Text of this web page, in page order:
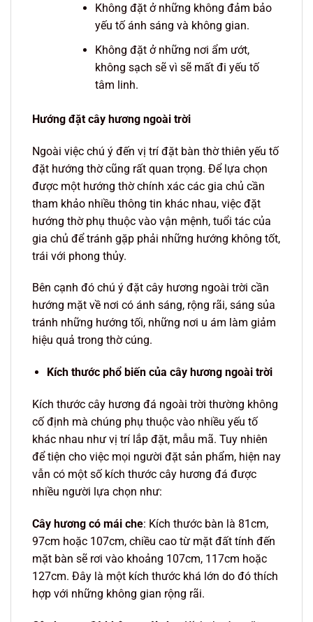
Không đặt ở những không đảm bảo
yếu tố ánh sáng và không gian.
Không đặt ở những nơi ẩm ướt,
không sạch sẽ vì sẽ mất đi yếu tố
tâm linh.
Hướng đặt cây hương ngoài trời
Ngoài việc chú ý đến vị trí đặt bàn thờ thiên yếu tố
đặt hướng thờ cũng rất quan trọng. Để lựa chọn
được một hướng thờ chính xác các gia chủ cần
tham khảo nhiều thông tin khác nhau, việc đặt
hướng thờ phụ thuộc vào vận mệnh, tuổi tác của
gia chủ để tránh gặp phải những hướng không tốt,
trái với phong thủy.
Bên cạnh đó chú ý đặt cây hương ngoài trời cần
hướng mặt về nơi có ánh sáng, rộng rãi, sáng sủa
tránh những hướng tối, những nơi u ám làm giảm
hiệu quả trong thờ cúng.
Kích thước phổ biến của cây hương ngoài trời
Kích thước cây hương đá ngoài trời thường không
cố định mà chúng phụ thuộc vào nhiều yếu tố
khác nhau như vị trí lắp đặt, mẫu mã. Tuy nhiên
để tiện cho việc mọi người đặt sản phẩm, hiện nay
vẫn có một số kích thước cây hương đá được
nhiều người lựa chọn như:
Cây hương có mái che: Kích thước bàn là 81cm,
97cm hoặc 107cm, chiều cao từ mặt đất tính đến
mặt bàn sẽ rơi vào khoảng 107cm, 117cm hoặc
127cm. Đây là một kích thước khá lớn do đó thích
hợp với những không gian rộng rãi.